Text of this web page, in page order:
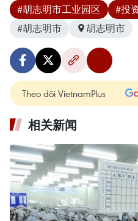
#胡志明市工业园区 #投
#胡志明市
胡志明市
Theo dõi VietnamPlus
相关新闻